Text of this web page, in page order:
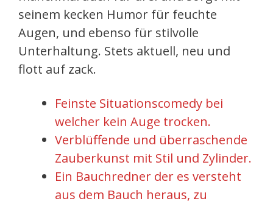
seinem kecken Humor für feuchte
Augen, und ebenso für stilvolle
Unterhaltung. Stets aktuell, neu und
flott auf zack.
Feinste Situationscomedy bei
welcher kein Auge trocken.
Verblüffende und überraschende
Zauberkunst mit Stil und Zylinder.
Ein Bauchredner der es versteht
aus dem Bauch heraus, zu